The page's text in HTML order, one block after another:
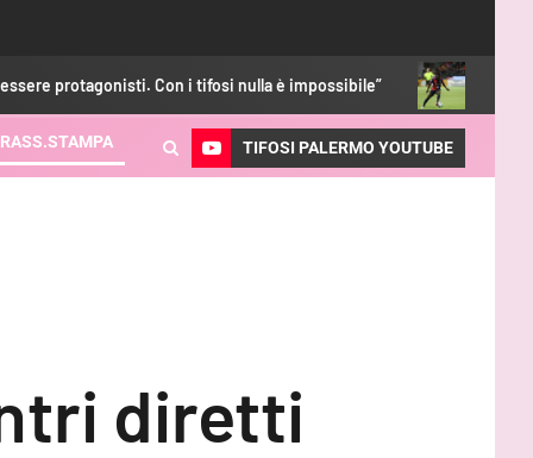
i tifosi nulla è impossibile” Luvumbo, ritorno subito al
RASS.STAMPA TIFOSI PALERMO YOUTUBE
diretti